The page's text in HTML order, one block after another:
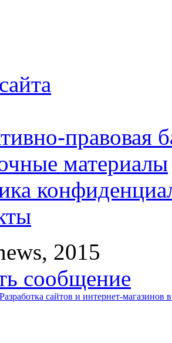
правовая
материалы
2015
сообщение